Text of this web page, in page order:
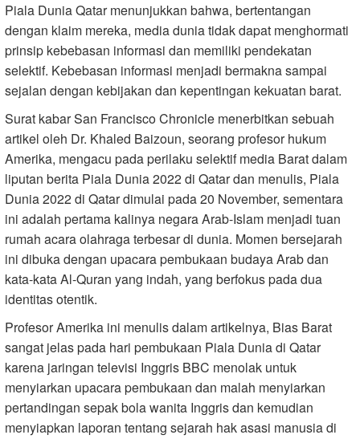
Piala Dunia Qatar menunjukkan bahwa, bertentangan
dengan klaim mereka, media dunia tidak dapat menghormati
prinsip kebebasan informasi dan memiliki pendekatan
selektif. Kebebasan informasi menjadi bermakna sampai
sejalan dengan kebijakan dan kepentingan kekuatan barat.
Surat kabar San Francisco Chronicle menerbitkan sebuah
artikel oleh Dr. Khaled Baizoun, seorang profesor hukum
Amerika, mengacu pada perilaku selektif media Barat dalam
liputan berita Piala Dunia 2022 di Qatar dan menulis, Piala
Dunia 2022 di Qatar dimulai pada 20 November, sementara
ini adalah pertama kalinya negara Arab-Islam menjadi tuan
rumah acara olahraga terbesar di dunia. Momen bersejarah
ini dibuka dengan upacara pembukaan budaya Arab dan
kata-kata Al-Quran yang indah, yang berfokus pada dua
identitas otentik.
Profesor Amerika ini menulis dalam artikelnya, Bias Barat
sangat jelas pada hari pembukaan Piala Dunia di Qatar
karena jaringan televisi Inggris BBC menolak untuk
menyiarkan upacara pembukaan dan malah menyiarkan
pertandingan sepak bola wanita Inggris dan kemudian
menyiapkan laporan tentang sejarah hak asasi manusia di